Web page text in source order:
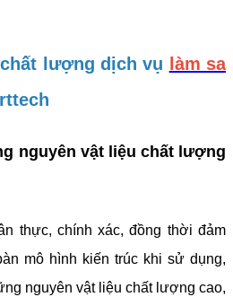
lượng dịch vụ làm sa
nguyên vật liệu chất lượng
thực, chính xác, đồng thời đảm
mô hình kiến trúc khi sử dụng,
nguyên vật liệu chất lượng cao,